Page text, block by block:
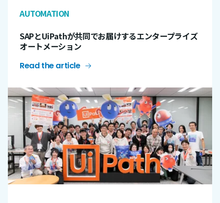
AUTOMATION
SAPとUiPathが共同でお届けするエンタープライズ
オートメーション
Read the article